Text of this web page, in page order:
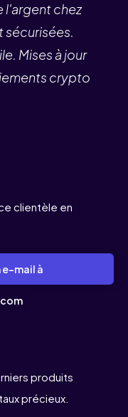
l'argent chez
sécurisées.
Mises à jour
crypto
clientèle en
produits
précieux.